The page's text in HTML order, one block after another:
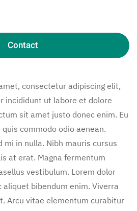
Contact
consectetur adipiscing elit,
incididunt ut labore et dolore
sit amet justo donec enim. Eu
commodo odio aenean.
mi in nulla. Nibh mauris cursus
at erat. Magna fermentum
vestibulum. Lorem dolor
aliquet bibendum enim. Viverra
Arcu vitae elementum curabitur